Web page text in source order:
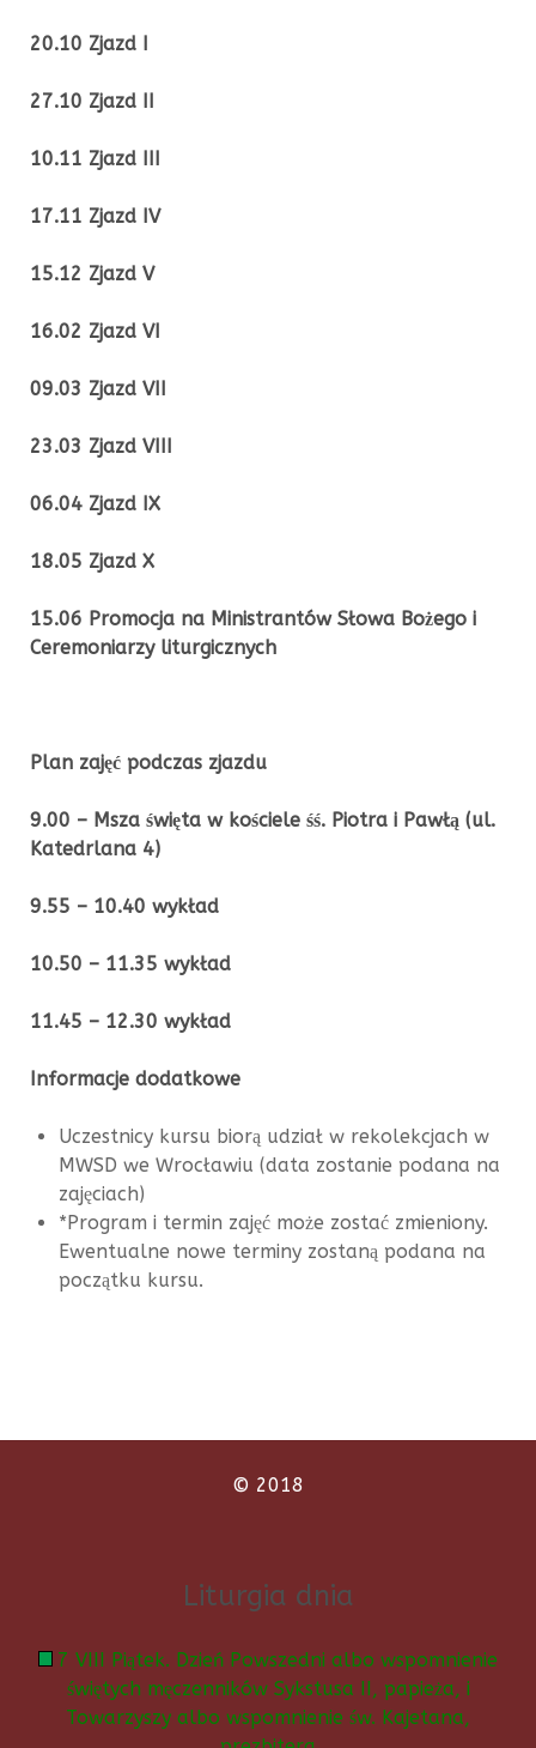
20.10 Zjazd I
27.10 Zjazd II
10.11 Zjazd III
17.11 Zjazd IV
15.12 Zjazd V
16.02 Zjazd VI
09.03 Zjazd VII
23.03 Zjazd VIII
06.04 Zjazd IX
18.05 Zjazd X
15.06 Promocja na Ministrantów Słowa Bożego i
Ceremoniarzy liturgicznych
Plan zajęć podczas zjazdu
9.00 – Msza święta w kościele śś. Piotra i Pawłą (ul.
Katedrlana 4)
9.55 – 10.40 wykład
10.50 – 11.35 wykład
11.45 – 12.30 wykład
Informacje dodatkowe
Uczestnicy kursu biorą udział w rekolekcjach w
MWSD we Wrocławiu (data zostanie podana na
zajęciach)
*Program i termin zajęć może zostać zmieniony.
Ewentualne nowe terminy zostaną podana na
początku kursu.
© 2018
Liturgia dnia
7 VIII Piątek. Dzień Powszedni albo wspomnienie
świętych męczenników Sykstusa II, papieża, i
Towarzyszy albo wspomnienie św. Kajetana,